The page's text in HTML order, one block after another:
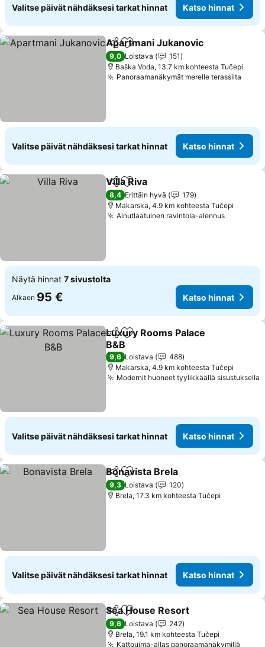
Valitse päivät nähdäksesi tarkat hinnat Katso hinnat
Jaa Lisää suosikkeihin
Apartmani Jukanovic
9,0 Loistava
151
Baška Voda, 13.7 km kohteesta Tučepi
Panoraamanäkymät merelle terassilta
Valitse päivät nähdäksesi tarkat hinnat Katso hinnat
Jaa Lisää suosikkeihin
Villa Riva
8,4 Erittäin hyvä
179
Makarska, 4.9 km kohteesta Tučepi
Ainutlaatuinen ravintola-alennus
Näytä hinnat 7 sivustolta
Alkaen 95 € Katso hinnat
Jaa Lisää suosikkeihin
Luxury Rooms Palace
B&B
9,6 Loistava
488
Makarska, 4.9 km kohteesta Tučepi
Modernit huoneet tyylikkäällä sisustuksella
Valitse päivät nähdäksesi tarkat hinnat Katso hinnat
Jaa Lisää suosikkeihin
Bonavista Brela
9,3 Loistava
120
Brela, 17.3 km kohteesta Tučepi
Valitse päivät nähdäksesi tarkat hinnat Katso hinnat
Jaa Lisää suosikkeihin
Sea House Resort
9,6 Loistava
242
Brela, 19.1 km kohteesta Tučepi
Kattouima-allas panoraamanäkymillä